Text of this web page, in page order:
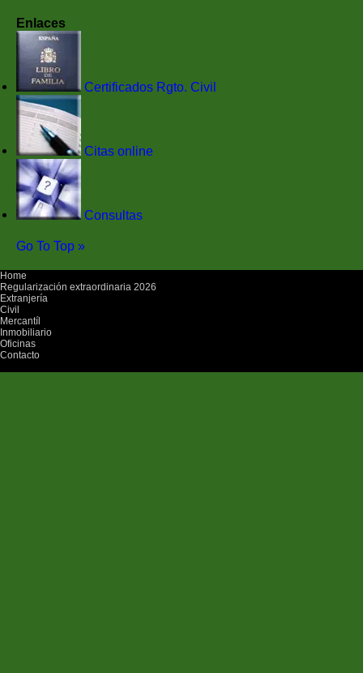
Enlaces
Certificados Rgto. Civil
Citas online
Consultas
Go To Top »
Home
Regularización extraordinaria 2026
Extranjería
Civil
Mercantíl
Inmobiliario
Oficinas
Contacto